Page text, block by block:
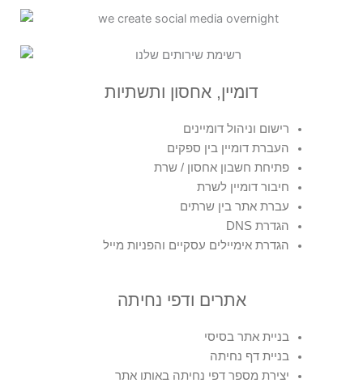
דומיין, אחסון ותשתיות
רישום וניהול דומיינים
העברת דומיין בין ספקים
פתיחת חשבון אחסון / שרת
חיבור דומיין לשרת
עברת אתר בין שרתים
הגדרת DNS
הגדרת אימיילים עסקיים והפניות מייל
אתרים ודפי נחיתה
בניית אתר בסיסי
בניית דף נחיתה
יצירת מספר דפי נחיתה באותו אתר